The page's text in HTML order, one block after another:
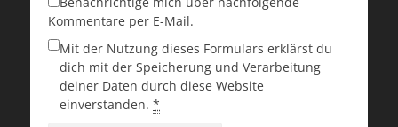
Kommentare per E-Mail.
Mit der Nutzung dieses Formulars erklärst du
dich mit der Speicherung und Verarbeitung
deiner Daten durch diese Website
einverstanden. *